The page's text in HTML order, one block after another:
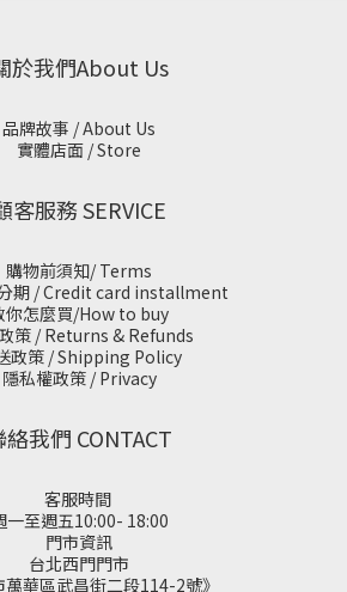
於我們About Us
品牌故事 / About Us
實體店面 / Store
客服務 SERVICE
購物前須知/ Terms
期 / Credit card installment
你怎麼買/How to buy
策 / Returns & Refunds
政策 / Shipping Policy
隱私權政策 / Privacy
絡我們 CONTACT
客服時間
一至週五10:00- 18:00
門市資訊
台北西門門市
萬華區武昌街二段114-2號》